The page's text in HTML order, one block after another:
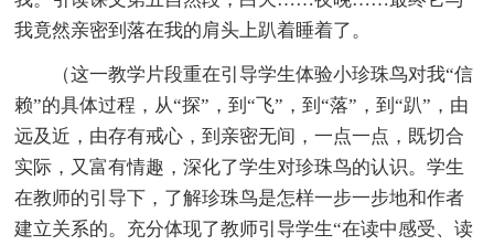
我竟然亲密到落在我的肩头上趴着睡着了。
（这一教学片段重在引导学生体验小珍珠鸟对我“信
赖”的具体过程，从“探”，到“飞”，到“落”，到“趴”，由
远及近，由存有戒心，到亲密无间，一点一点，既切合
实际，又富有情趣，深化了学生对珍珠鸟的认识。学生
在教师的引导下，了解珍珠鸟是怎样一步一步地和作者
建立关系的。充分体现了教师引导学生“在读中感受、读